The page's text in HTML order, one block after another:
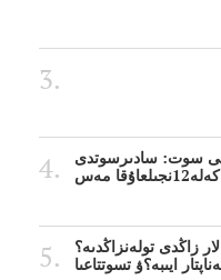
سوت: سادىرسوتدى
زاڭدى تولەنزاڭدىە؟